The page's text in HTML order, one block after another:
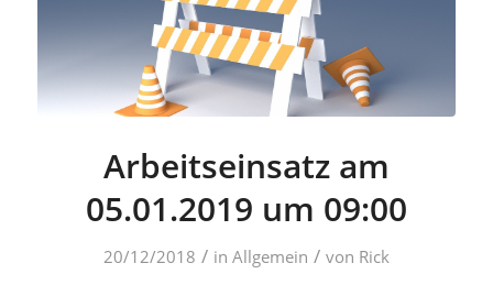
Arbeitseinsatz am
05.01.2019 um 09:00
20/12/2018 / in Allgemein / von Rick